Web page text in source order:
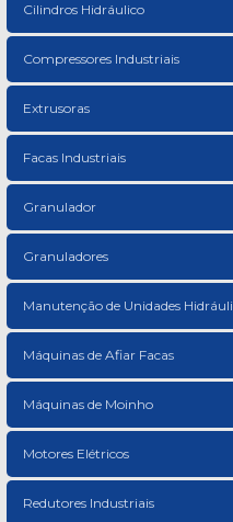
Cilindros Hidráulico
Compressores Industriais
Extrusoras
Facas Industriais
Granulador
Granuladores
Manutenção de Unidades
Máquinas de Afiar Facas
Máquinas de Moinho
Motores Elétricos
Redutores Industriais